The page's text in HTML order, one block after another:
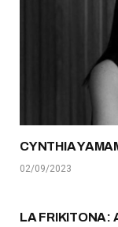
CYNTHIA
02/09/2023
LA FRIKITONA: